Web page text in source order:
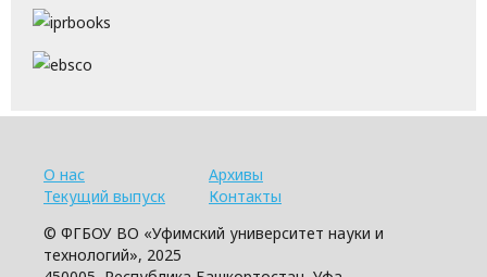
О нас
Текущий выпуск
Архивы
Контакты
© ФГБОУ ВО «Уфимский университет науки и
технологий», 2025